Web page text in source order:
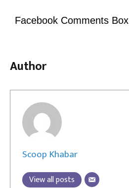
Facebook Comments Box
Author
Scoop Khabar
View all posts